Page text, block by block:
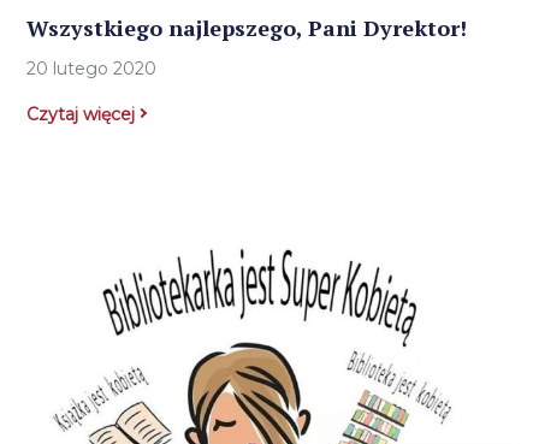
Wszystkiego najlepszego, Pani Dyrektor!
20 lutego 2020
Czytaj więcej